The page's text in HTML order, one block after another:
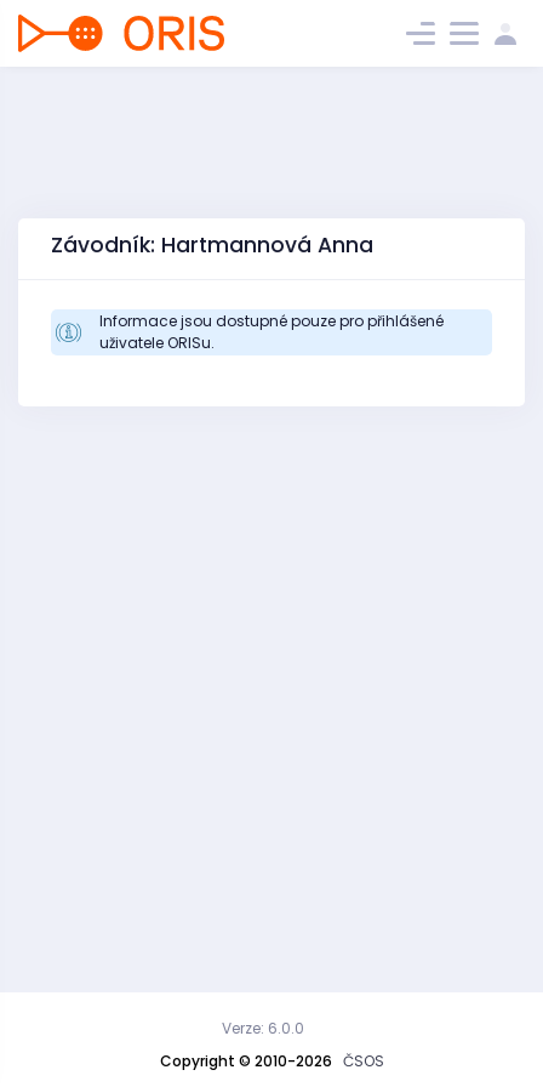
Závodník: Hartmannová Anna
Informace jsou dostupné pouze pro přihlášené
uživatele ORISu.
Copyright © 2010-2026 ČSOS
Verze: 6.0.0